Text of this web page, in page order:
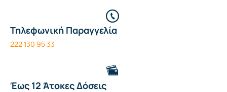
Τηλεφωνική Παραγγελία
222 130 95 33
Έως 12 Άτοκες Δόσεις